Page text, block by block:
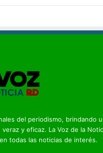
del periodismo, brindando
y eficaz. La Voz de la
todas las noticias de interés.